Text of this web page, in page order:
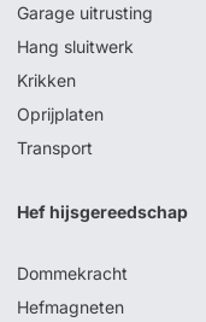
Garage uitrusting
Hang sluitwerk
Krikken
Oprijplaten
Transport
Hef hijsgereedschap
Dommekracht
Hefmagneten